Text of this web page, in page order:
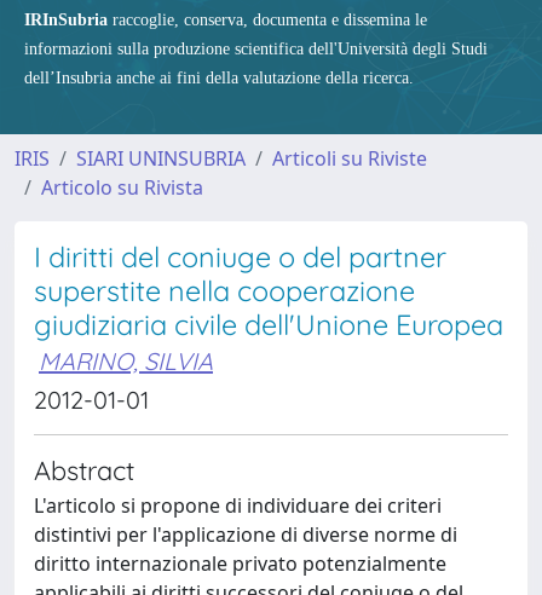
IRInSubria raccoglie, conserva, documenta e dissemina le
informazioni sulla produzione scientifica dell'Università degli Studi
dell’Insubria anche ai fini della valutazione della ricerca.
IRIS SIARI UNINSUBRIA
Articoli su Riviste
Articolo su Rivista
I diritti del coniuge o del partner
superstite nella cooperazione
giudiziaria civile dell'Unione Europea
MARINO, SILVIA
2012-01-01
Abstract
L'articolo si propone di individuare dei criteri
distintivi per l'applicazione di diverse norme di
diritto internazionale privato potenzialmente